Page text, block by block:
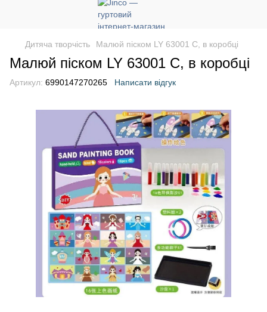
Дитяча творчість Малюй піском LY 63001 C, в коробці
Малюй піском LY 63001 C, в коробці
Артикул: 6990147270265 Написати відгук